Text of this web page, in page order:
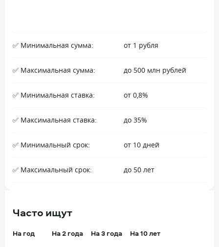
✅ Минимальная сумма: от 1 рубля
✅ Максимальная сумма: до 500 млн рублей
✅ Минимальная ставка: от 0,8%
✅ Максимальная ставка: до 35%
✅ Минимальный срок: от 10 дней
✅ Максимальный срок: до 50 лет
Часто ищут
На год На 2 года На 3 года На 10 лет